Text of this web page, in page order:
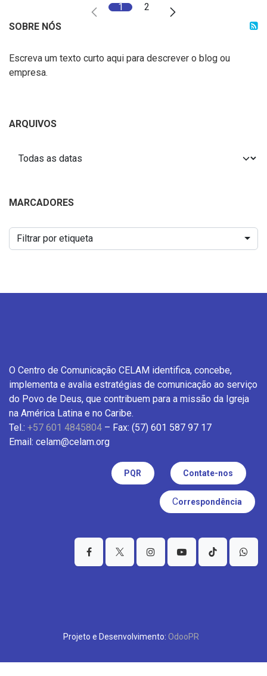
1
2
SOBRE NÓS
Escreva um texto curto aqui para descrever o blog ou
empresa.
ARQUIVOS
MARCADORES
Filtrar por etiqueta
O Centro de Comunicação CELAM identifica, concebe,
implementa e avalia estratégias de comunicação ao serviço
do Povo de Deus, que contribuem para a missão da Igreja
na América Latina e no Caribe.
Tel.: +57 601 4845804 – Fax: (57) 601 587 97 17
Email: celam@celam.org
PQR Contate-nos
Correspondência
Projeto e Desenvolvimento: OdooPR